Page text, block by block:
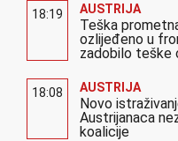
18:19 AUSTRIJA
Teška
ozlijeđeno u
zadobilo teške
18:08 AUSTRIJA
Novo
Austrijanaca
koalicije